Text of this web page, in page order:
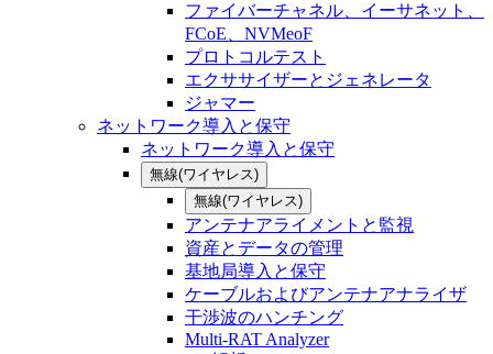
ファイバーチャネル、イーサネット、
FCoE、NVMeoF
プロトコルテスト
エクササイザーとジェネレータ
ジャマー
ネットワーク導入と保守
ネットワーク導入と保守
無線(ワイヤレス)
無線(ワイヤレス)
アンテナアライメントと監視
資産とデータの管理
基地局導入と保守
ケーブルおよびアンテナアナライザ
干渉波のハンチング
Multi-RAT Analyzer